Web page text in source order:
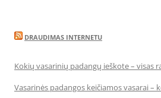
DRAUDIMAS INTERNETU
Kokių vasarinių padangų ieškote – visas
Vasarinės padangos keičiamos vasarai –